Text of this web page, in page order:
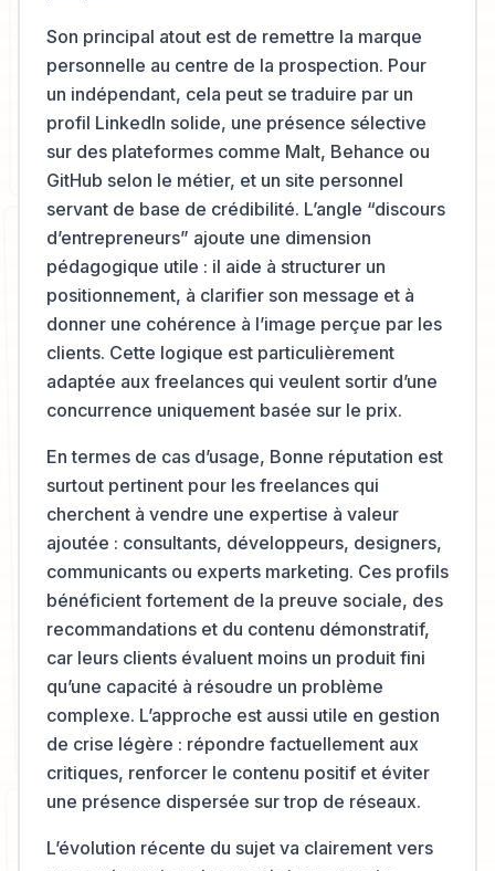
Son principal atout est de remettre la marque
personnelle au centre de la prospection. Pour
un indépendant, cela peut se traduire par un
profil LinkedIn solide, une présence sélective
sur des plateformes comme Malt, Behance ou
GitHub selon le métier, et un site personnel
servant de base de crédibilité. L’angle “discours
d’entrepreneurs” ajoute une dimension
pédagogique utile : il aide à structurer un
positionnement, à clarifier son message et à
donner une cohérence à l’image perçue par les
clients. Cette logique est particulièrement
adaptée aux freelances qui veulent sortir d’une
concurrence uniquement basée sur le prix.
En termes de cas d’usage, Bonne réputation est
surtout pertinent pour les freelances qui
cherchent à vendre une expertise à valeur
ajoutée : consultants, développeurs, designers,
communicants ou experts marketing. Ces profils
bénéficient fortement de la preuve sociale, des
recommandations et du contenu démonstratif,
car leurs clients évaluent moins un produit fini
qu’une capacité à résoudre un problème
complexe. L’approche est aussi utile en gestion
de crise légère : répondre factuellement aux
critiques, renforcer le contenu positif et éviter
une présence dispersée sur trop de réseaux.
L’évolution récente du sujet va clairement vers